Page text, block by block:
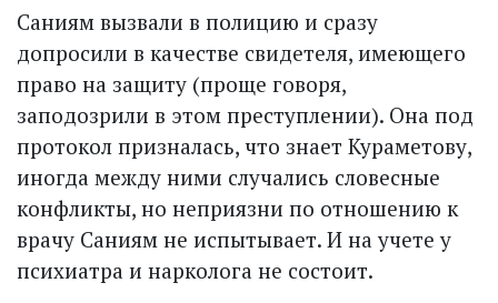
Саниям вызвали в полицию и сразу
допросили в качестве свидетеля, имеющего
право на защиту (проще говоря,
заподозрили в этом преступлении). Она под
протокол призналась, что знает Кураметову,
иногда между ними случались словесные
конфликты, но неприязни по отношению к
врачу Саниям не испытывает. И на учете у
психиатра и нарколога не состоит.